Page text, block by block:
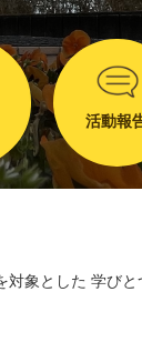
活動報
象とした 学び